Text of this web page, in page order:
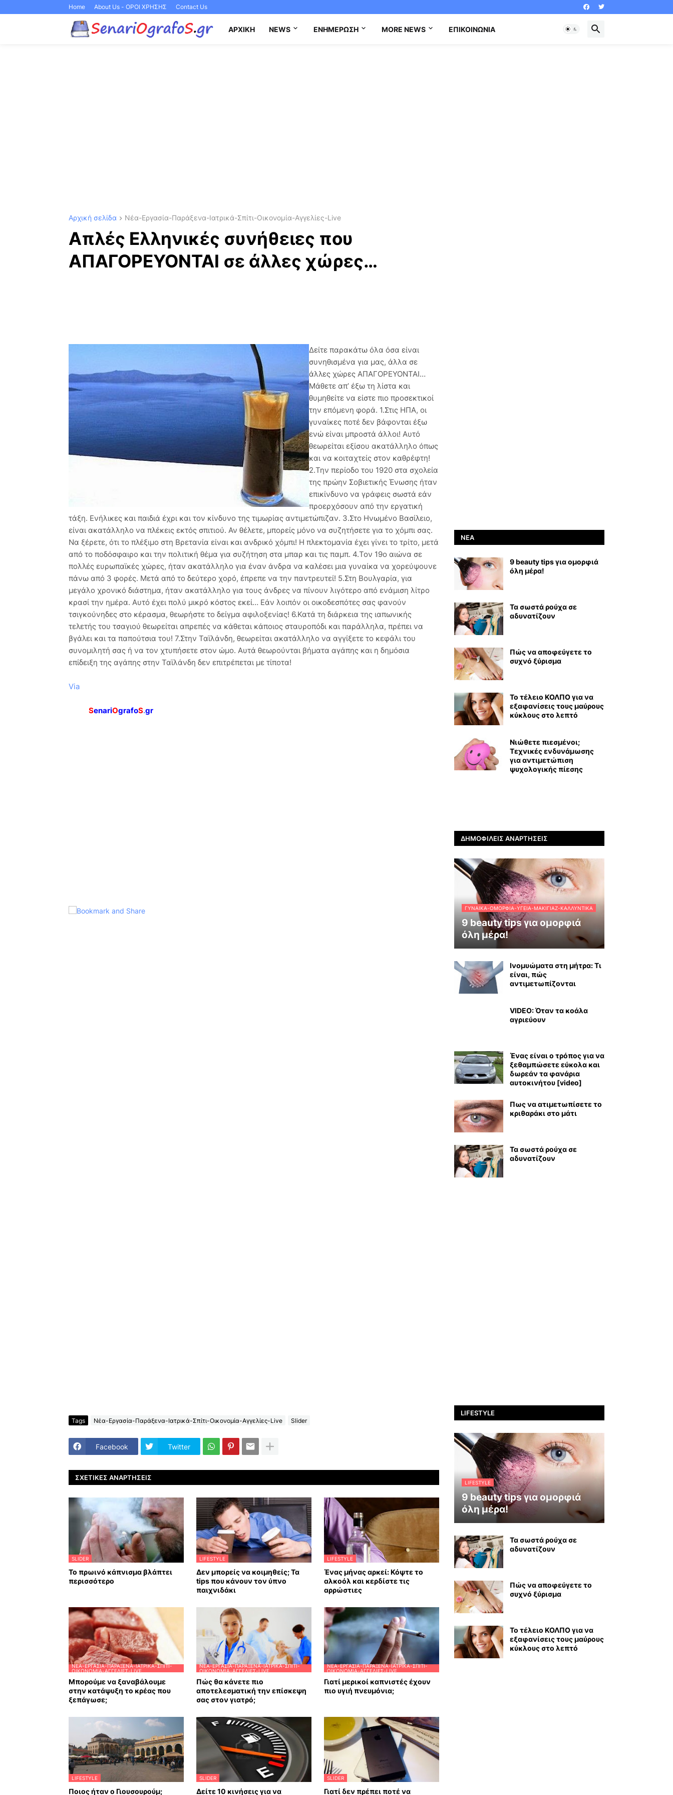
Home About Us - ΟΡΟΙ ΧΡΗΣΗΣ Contact Us
ΑΡΧΙΚΉ NEWS ΕΝΗΜΈΡΩΣΗ MORE NEWS ΕΠΙΚΟΙΝΩΝΊΑ
Αρχική σελίδα Νέα-Εργασία-Παράξενα-Ιατρικά-Σπίτι-Οικονομία-Αγγελίες-Live
Απλές Ελληνικές συνήθειες που
ΑΠΑΓΟΡΕΥΟΝΤΑΙ σε άλλες χώρες…
Δείτε παρακάτω όλα όσα είναι
συνηθισμένα για μας, άλλα σε
άλλες χώρες ΑΠΑΓΟΡΕΥΟΝΤΑΙ…
Μάθετε απ’ έξω τη λίστα και
θυμηθείτε να είστε πιο προσεκτικοί
την επόμενη φορά. 1.Στις ΗΠΑ, οι
γυναίκες ποτέ δεν βάφονται έξω
ενώ είναι μπροστά άλλοι! Αυτό
θεωρείται εξίσου ακατάλληλο όπως
και να κοιταχτείς στον καθρέφτη!
2.Την περίοδο του 1920 στα σχολεία
της πρώην Σοβιετικής Ένωσης ήταν
επικίνδυνο να γράφεις σωστά εάν
προερχόσουν από την εργατική
τάξη. Ενήλικες και παιδιά έχρι και τον κίνδυνο της τιμωρίας αντιμετώπιζαν. 3.Στο Ηνωμένο Βασίλειο,
είναι ακατάλληλο να πλέκεις εκτός σπιτιού. Αν θέλετε, μπορείς μόνο να συζητήσετε για το χόμπι σας.
Να ξέρετε, ότι το πλέξιμο στη Βρετανία είναι και ανδρικό χόμπι! Η πλεκτομανία έχει γίνει το τρίτο, μετά
από το ποδόσφαιρο και την πολιτική θέμα για συζήτηση στα μπαρ και τις παμπ. 4.Τον 19ο αιώνα σε
πολλές ευρωπαϊκές χώρες, ήταν ακατάλληλο για έναν άνδρα να καλέσει μια γυναίκα να χορεύψουνε
πάνω από 3 φορές. Μετά από το δεύτερο χορό, έπρεπε να την παντρευτεί! 5.Στη Βουλγαρία, για
μεγάλο χρονικό διάστημα, ήταν ακατάλληλο για τους άνδρες να πίνουν λιγότερο από ενάμιση λίτρο
κρασί την ημέρα. Αυτό έχει πολύ μικρό κόστος εκεί… Εάν λοιπόν οι οικοδεσπότες σας φανούν
τσιγκούνηδες στο κέρασμα, θεωρήστε το δείγμα αφιλοξενίας! 6.Κατά τη διάρκεια της ιαπωνικής
τελετής του τσαγιού θεωρείται απρεπές να κάθεται κάποιος σταυροπόδι και παράλληλα, πρέπει να
βγάλει και τα παπούτσια του! 7.Στην Ταϊλάνδη, θεωρείται ακατάλληλο να αγγίξετε το κεφάλι του
συνομιλητή σας ή να τον χτυπήσετε στον ώμο. Αυτά θεωρούνται βήματα αγάπης και η δημόσια
επίδειξη της αγάπης στην Ταϊλάνδη δεν επιτρέπεται με τίποτα!
Via
SenariOgrafoS.gr
Tags Νέα-Εργασία-Παράξενα-Ιατρικά-Σπίτι-Οικονομία-Αγγελίες-Live Slider
Facebook Twitter
ΣΧΕΤΙΚΈΣ ΑΝΑΡΤΉΣΕΙΣ
SLIDER
Το πρωινό κάπνισμα βλάπτει
περισσότερο
LIFESTYLE
Δεν μπορείς να κοιμηθείς; Τα
tips που κάνουν τον ύπνο
παιχνιδάκι
LIFESTYLE
Ένας μήνας αρκεί: Κόψτε το
αλκοόλ και κερδίστε τις
αρρώστιες
ΝΈΑ-ΕΡΓΑΣΊΑ-ΠΑΡΆΞΕΝΑ-ΙΑΤΡΙΚΆ-ΣΠΊΤΙ-
ΟΙΚΟΝΟΜΊΑ-ΑΓΓΕΛΊΕΣ-LIVE
Μπορούμε να ξαναβάλουμε
στην κατάψυξη το κρέας που
ξεπάγωσε;
ΝΈΑ-ΕΡΓΑΣΊΑ-ΠΑΡΆΞΕΝΑ-ΙΑΤΡΙΚΆ-ΣΠΊΤΙ-
ΟΙΚΟΝΟΜΊΑ-ΑΓΓΕΛΊΕΣ-LIVE
Πώς θα κάνετε πιο
αποτελεσματική την επίσκεψη
σας στον γιατρό;
ΝΈΑ-ΕΡΓΑΣΊΑ-ΠΑΡΆΞΕΝΑ-ΙΑΤΡΙΚΆ-ΣΠΊΤΙ-
ΟΙΚΟΝΟΜΊΑ-ΑΓΓΕΛΊΕΣ-LIVE
Γιατί μερικοί καπνιστές έχουν
πιο υγιή πνευμόνια;
LIFESTYLE
Ποιος ήταν ο Γιουσουρούμ;
SLIDER
Δείτε 10 κινήσεις για να
SLIDER
Γιατί δεν πρέπει ποτέ να
ΝΈΑ
9 beauty tips για ομορφιά
όλη μέρα!
Τα σωστά ρούχα σε
αδυνατίζουν
Πώς να αποφεύγετε το
συχνό ξύρισμα
Το τέλειο ΚΟΛΠΟ για να
εξαφανίσεις τους μαύρους
κύκλους στο λεπτό
Νιώθετε πιεσμένοι;
Τεχνικές ενδυνάμωσης
για αντιμετώπιση
ψυχολογικής πίεσης
ΔΗΜΟΦΙΛΕΊΣ ΑΝΑΡΤΉΣΕΙΣ
ΓΥΝΑΊΚΑ-ΟΜΟΡΦΙΆ-ΥΓΕΊΑ-ΜΑΚΙΓΙΆΖ-ΚΑΛΛΥΝΤΙΚΆ
9 beauty tips για ομορφιά
όλη μέρα!
Ινομυώματα στη μήτρα: Τι
είναι, πώς
αντιμετωπίζονται
VIDEO: Όταν τα κοάλα
αγριεύουν
Ένας είναι ο τρόπος για να
ξεθαμπώσετε εύκολα και
δωρεάν τα φανάρια
αυτοκινήτου [video]
Πως να ατιμετωπίσετε το
κριθαράκι στο μάτι
Τα σωστά ρούχα σε
αδυνατίζουν
LIFESTYLE
LIFESTYLE
9 beauty tips για ομορφιά
όλη μέρα!
Τα σωστά ρούχα σε
αδυνατίζουν
Πώς να αποφεύγετε το
συχνό ξύρισμα
Το τέλειο ΚΟΛΠΟ για να
εξαφανίσεις τους μαύρους
κύκλους στο λεπτό